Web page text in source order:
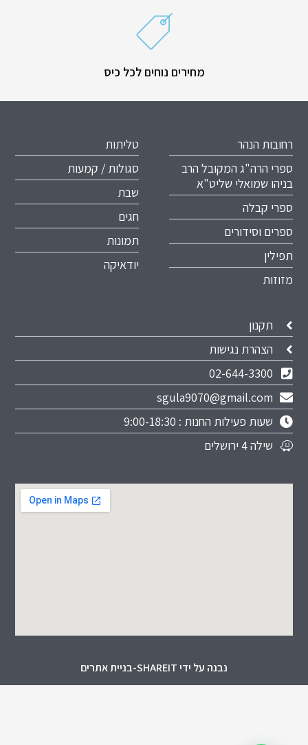
מחירים נוחים לכל כיס
רחובות הנהר
ספרי הרה"ג המקובל הרב
בניהו שמואלי שליט"א
ספרי קבלה
ספרים וסידורים
תפילין
מזוזות
טליתות
סגולות / קמעות
שבת
חגים
תמונות
יודאיקה
תקנון
הצהרת נגישות
02-644-3300
sgula9070@gmail.com
שעות פעילות החנות : 9:00-18:30
שילה 4 ירושלים
נבנה על ידי SHAREIT-בניית אתרים